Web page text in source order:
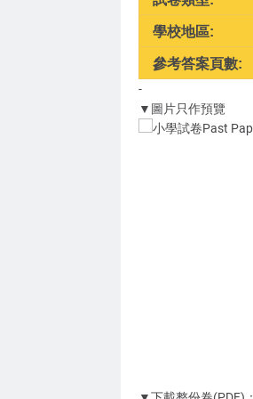
學校地區:
參考答案頁數:
-
▼圖片只作預覽